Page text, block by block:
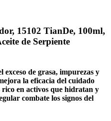
15102 TianDe, 100ml,
de Serpiente
exceso de grasa, impurezas y
la eficacia del cuidado
en activos que hidratan y
combate los signos del